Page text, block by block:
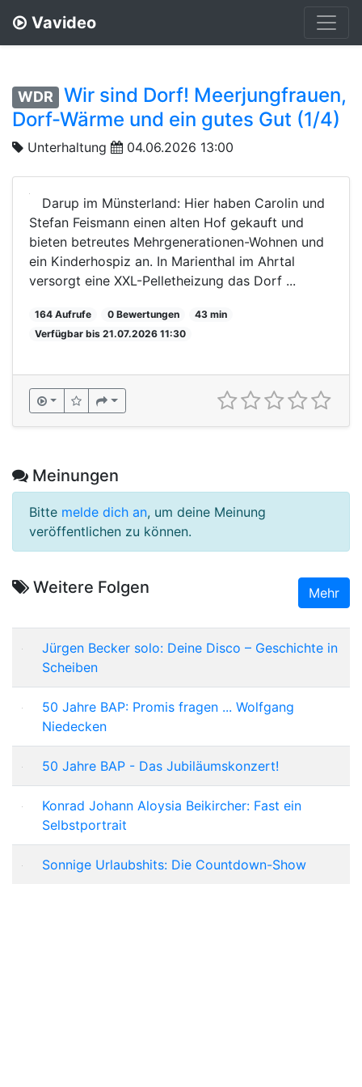
Vavideo
WDR
Wir sind Dorf! Meerjungfrauen,
Dorf-Wärme und ein gutes Gut (1/4)
Unterhaltung 04.06.2026 13:00
Darup im Münsterland: Hier haben Carolin und
Stefan Feismann einen alten Hof gekauft und
bieten betreutes Mehrgenerationen-Wohnen und
ein Kinderhospiz an. In Marienthal im Ahrtal
versorgt eine XXL-Pelletheizung das Dorf ...
164 Aufrufe 0 Bewertungen
43 min
Verfügbar bis 21.07.2026 11:30
Meinungen
Bitte melde dich an, um deine Meinung
veröffentlichen zu können.
Weitere Folgen Mehr
Jürgen Becker solo: Deine Disco – Geschichte in
Scheiben
50 Jahre BAP: Promis fragen ... Wolfgang
Niedecken
50 Jahre BAP - Das Jubiläumskonzert!
Konrad Johann Aloysia Beikircher: Fast ein
Selbstportrait
Sonnige Urlaubshits: Die Countdown-Show